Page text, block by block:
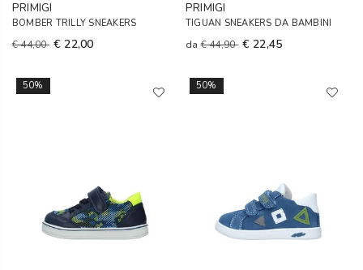
PRIMIGI
BOMBER TRILLY SNEAKERS
€ 44,00 € 22,00
PRIMIGI
TIGUAN SNEAKERS DA BAMBINI
da€ 44,90 € 22,45
50% 50%